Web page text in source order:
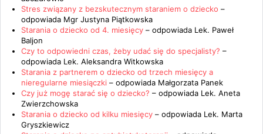
Stres związany z bezskutecznym staraniem o dziecko –
odpowiada Mgr Justyna Piątkowska
Starania o dziecko od 4. miesięcy – odpowiada Lek. Paweł
Baljon
Czy to odpowiedni czas, żeby udać się do specjalisty? –
odpowiada Lek. Aleksandra Witkowska
Starania z partnerem o dziecko od trzech miesięcy a
nieregularne miesiączki – odpowiada Małgorzata Panek
Czy już mogę starać się o dziecko? – odpowiada Lek. Aneta
Zwierzchowska
Starania o dziecko od kilku miesięcy – odpowiada Lek. Marta
Gryszkiewicz